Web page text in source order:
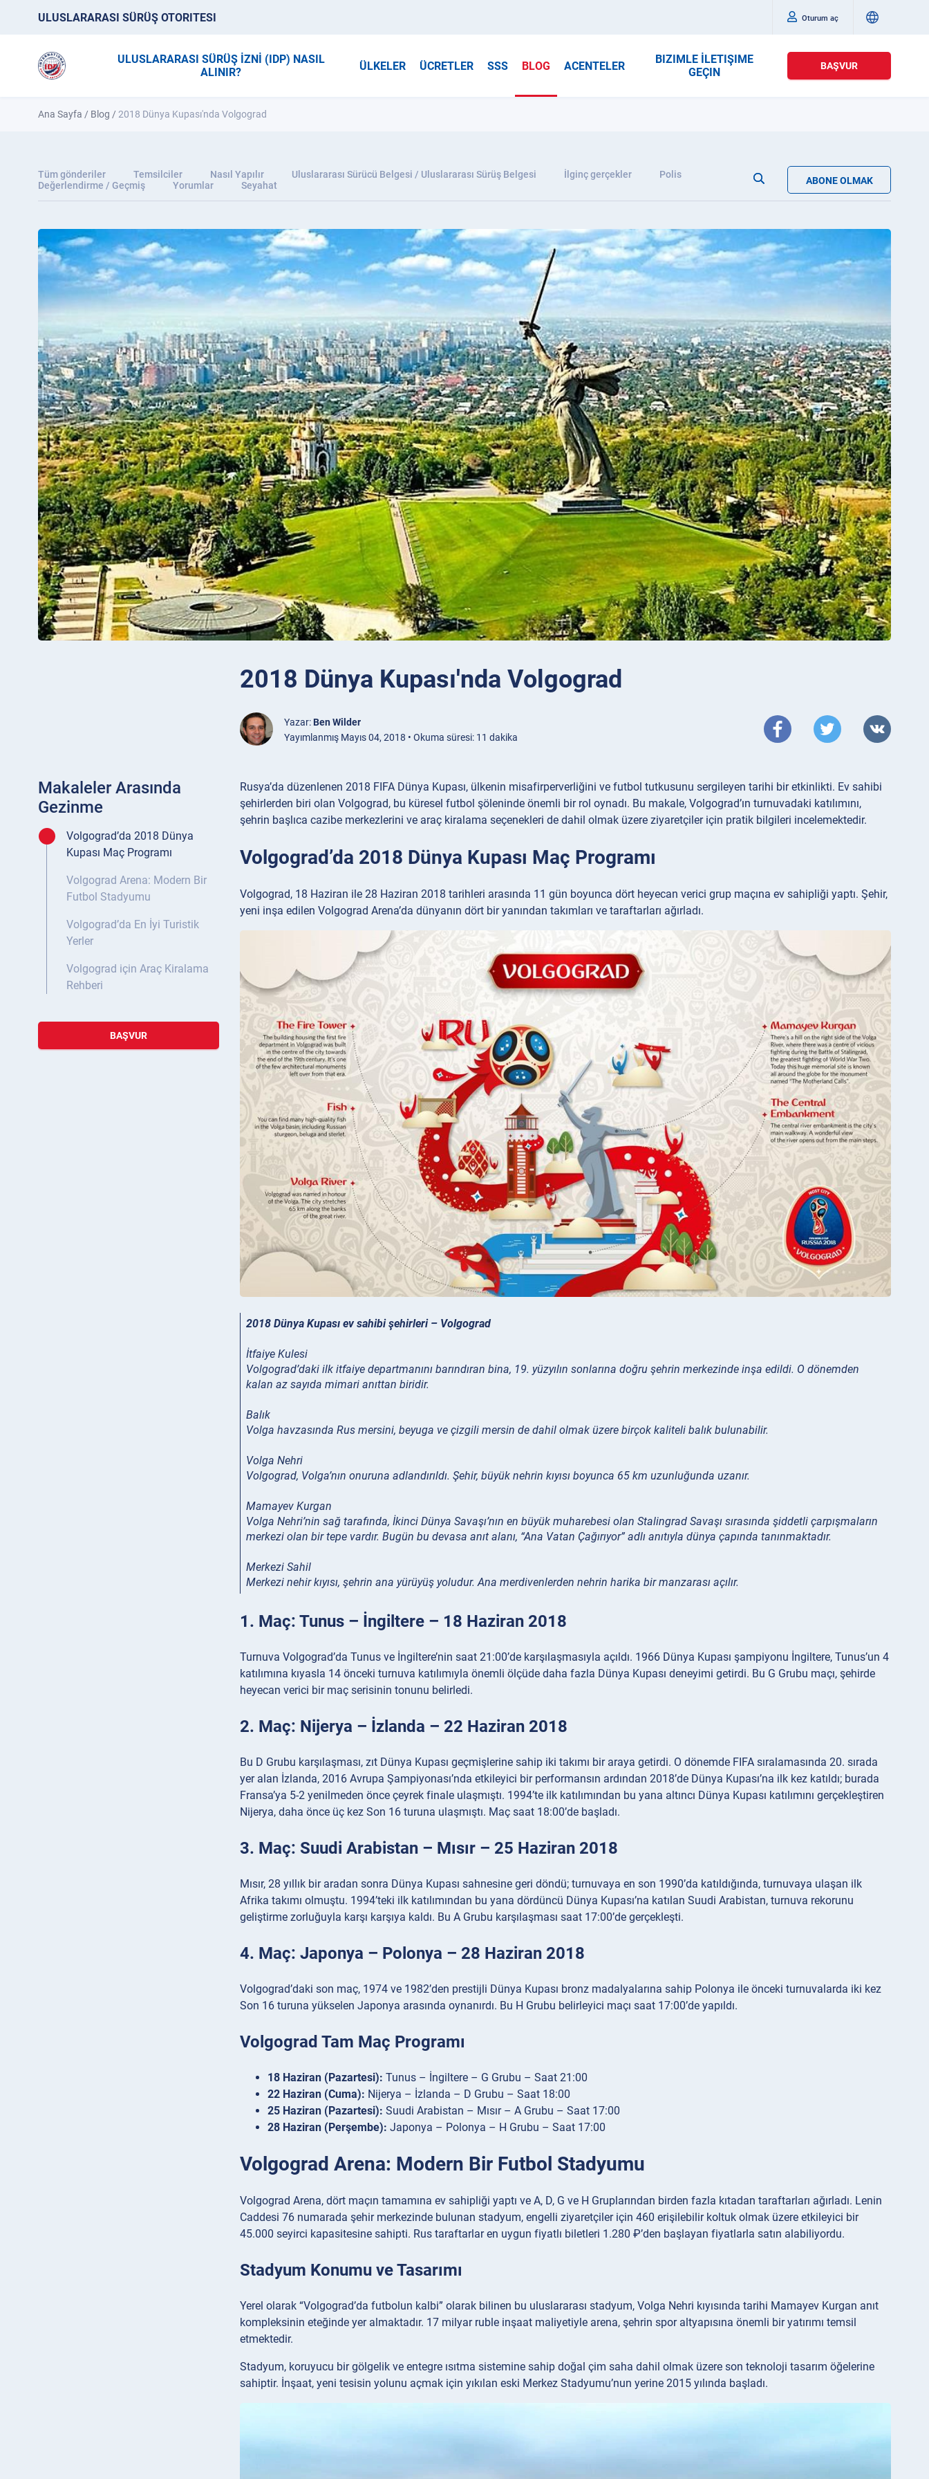
ULUSLARARASI SÜRÜŞ OTORITESI Oturum aç
ULUSLARARASI SÜRÜŞ İZNİ (IDP) NASIL
ALINIR?
ÜLKELER ÜCRETLER SSS BLOG ACENTELER
BIZIMLE İLETIŞIME
GEÇIN
BAŞVUR
Ana Sayfa / Blog /2018 Dünya Kupası'nda Volgograd
Tüm gönderiler Temsilciler Nasıl Yapılır Uluslararası Sürücü Belgesi / Uluslararası Sürüş Belgesi İlginç gerçekler
Polis
Değerlendirme / Geçmiş
Yorumlar Seyahat ABONE OLMAK
2018 Dünya Kupası'nda Volgograd
Yazar: Ben Wilder
Yayımlanmış Mayıs 04, 2018 • Okuma süresi: 11 dakika
Makaleler Arasında
Gezinme
Volgograd’da 2018 Dünya
Kupası Maç Programı
Volgograd Arena: Modern Bir
Futbol Stadyumu
Volgograd’da En İyi Turistik
Yerler
Volgograd için Araç Kiralama
Rehberi
BAŞVUR
Rusya’da düzenlenen 2018 FIFA Dünya Kupası, ülkenin misafirperverliğini ve futbol tutkusunu sergileyen tarihi bir etkinlikti. Ev sahibi
şehirlerden biri olan Volgograd, bu küresel futbol şöleninde önemli bir rol oynadı. Bu makale, Volgograd’ın turnuvadaki katılımını,
şehrin başlıca cazibe merkezlerini ve araç kiralama seçenekleri de dahil olmak üzere ziyaretçiler için pratik bilgileri incelemektedir.
Volgograd’da 2018 Dünya Kupası Maç Programı
Volgograd, 18 Haziran ile 28 Haziran 2018 tarihleri arasında 11 gün boyunca dört heyecan verici grup maçına ev sahipliği yaptı. Şehir,
yeni inşa edilen Volgograd Arena’da dünyanın dört bir yanından takımları ve taraftarları ağırladı.
2018 Dünya Kupası ev sahibi şehirleri – Volgograd
İtfaiye Kulesi
Volgograd’daki ilk itfaiye departmanını barındıran bina, 19. yüzyılın sonlarına doğru şehrin merkezinde inşa edildi. O dönemden
kalan az sayıda mimari anıttan biridir.
Balık
Volga havzasında Rus mersini, beyuga ve çizgili mersin de dahil olmak üzere birçok kaliteli balık bulunabilir.
Volga Nehri
Volgograd, Volga’nın onuruna adlandırıldı. Şehir, büyük nehrin kıyısı boyunca 65 km uzunluğunda uzanır.
Mamayev Kurgan
Volga Nehri’nin sağ tarafında, İkinci Dünya Savaşı’nın en büyük muharebesi olan Stalingrad Savaşı sırasında şiddetli çarpışmaların
merkezi olan bir tepe vardır. Bugün bu devasa anıt alanı, “Ana Vatan Çağırıyor” adlı anıtıyla dünya çapında tanınmaktadır.
Merkezi Sahil
Merkezi nehir kıyısı, şehrin ana yürüyüş yoludur. Ana merdivenlerden nehrin harika bir manzarası açılır.
1. Maç: Tunus – İngiltere – 18 Haziran 2018
Turnuva Volgograd’da Tunus ve İngiltere’nin saat 21:00’de karşılaşmasıyla açıldı. 1966 Dünya Kupası şampiyonu İngiltere, Tunus’un 4
katılımına kıyasla 14 önceki turnuva katılımıyla önemli ölçüde daha fazla Dünya Kupası deneyimi getirdi. Bu G Grubu maçı, şehirde
heyecan verici bir maç serisinin tonunu belirledi.
2. Maç: Nijerya – İzlanda – 22 Haziran 2018
Bu D Grubu karşılaşması, zıt Dünya Kupası geçmişlerine sahip iki takımı bir araya getirdi. O dönemde FIFA sıralamasında 20. sırada
yer alan İzlanda, 2016 Avrupa Şampiyonası’nda etkileyici bir performansın ardından 2018’de Dünya Kupası’na ilk kez katıldı; burada
Fransa’ya 5-2 yenilmeden önce çeyrek finale ulaşmıştı. 1994’te ilk katılımından bu yana altıncı Dünya Kupası katılımını gerçekleştiren
Nijerya, daha önce üç kez Son 16 turuna ulaşmıştı. Maç saat 18:00’de başladı.
3. Maç: Suudi Arabistan – Mısır – 25 Haziran 2018
Mısır, 28 yıllık bir aradan sonra Dünya Kupası sahnesine geri döndü; turnuvaya en son 1990’da katıldığında, turnuvaya ulaşan ilk
Afrika takımı olmuştu. 1994’teki ilk katılımından bu yana dördüncü Dünya Kupası’na katılan Suudi Arabistan, turnuva rekorunu
geliştirme zorluğuyla karşı karşıya kaldı. Bu A Grubu karşılaşması saat 17:00’de gerçekleşti.
4. Maç: Japonya – Polonya – 28 Haziran 2018
Volgograd’daki son maç, 1974 ve 1982’den prestijli Dünya Kupası bronz madalyalarına sahip Polonya ile önceki turnuvalarda iki kez
Son 16 turuna yükselen Japonya arasında oynanırdı. Bu H Grubu belirleyici maçı saat 17:00’de yapıldı.
Volgograd Tam Maç Programı
18 Haziran (Pazartesi): Tunus – İngiltere – G Grubu – Saat 21:00
22 Haziran (Cuma): Nijerya – İzlanda – D Grubu – Saat 18:00
25 Haziran (Pazartesi): Suudi Arabistan – Mısır – A Grubu – Saat 17:00
28 Haziran (Perşembe): Japonya – Polonya – H Grubu – Saat 17:00
Volgograd Arena: Modern Bir Futbol Stadyumu
Volgograd Arena, dört maçın tamamına ev sahipliği yaptı ve A, D, G ve H Gruplarından birden fazla kıtadan taraftarları ağırladı. Lenin
Caddesi 76 numarada şehir merkezinde bulunan stadyum, engelli ziyaretçiler için 460 erişilebilir koltuk olmak üzere etkileyici bir
45.000 seyirci kapasitesine sahipti. Rus taraftarlar en uygun fiyatlı biletleri 1.280 ₽’den başlayan fiyatlarla satın alabiliyordu.
Stadyum Konumu ve Tasarımı
Yerel olarak “Volgograd’da futbolun kalbi” olarak bilinen bu uluslararası stadyum, Volga Nehri kıyısında tarihi Mamayev Kurgan anıt
kompleksinin eteğinde yer almaktadır. 17 milyar ruble inşaat maliyetiyle arena, şehrin spor altyapısına önemli bir yatırımı temsil
etmektedir.
Stadyum, koruyucu bir gölgelik ve entegre ısıtma sistemine sahip doğal çim saha dahil olmak üzere son teknoloji tasarım öğelerine
sahiptir. İnşaat, yeni tesisin yolunu açmak için yıkılan eski Merkez Stadyumu’nun yerine 2015 yılında başladı.